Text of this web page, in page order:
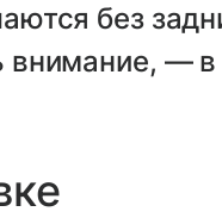
без
внимание, —